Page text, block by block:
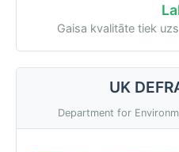
Gaisa kvalitāte tiek
UK
Department for